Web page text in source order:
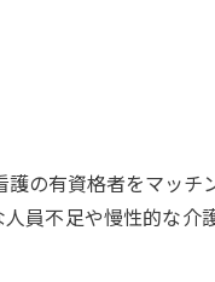
の有資格者をマッチ
員不足や慢性的な介